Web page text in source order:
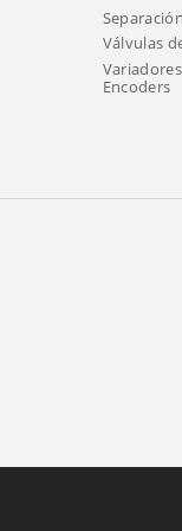
Válvulas
Encoders